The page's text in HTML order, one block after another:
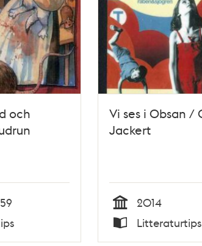
och
Vi ses i Obsan /
Jackert
Tid
2014
Typ
Litteraturtips